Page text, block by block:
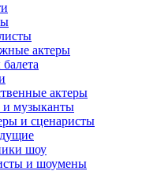
актеры
актеры
музыканты
и сценаристы
шоу
и шоумены